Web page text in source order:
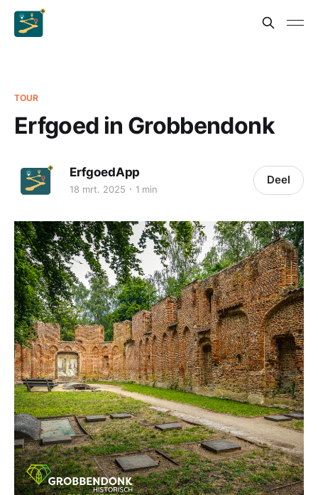
TOUR
Erfgoed in Grobbendonk
ErfgoedApp
18 mrt. 2025 1 min
Deel